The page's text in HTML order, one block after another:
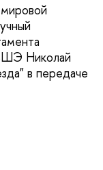
Николай
в передаче